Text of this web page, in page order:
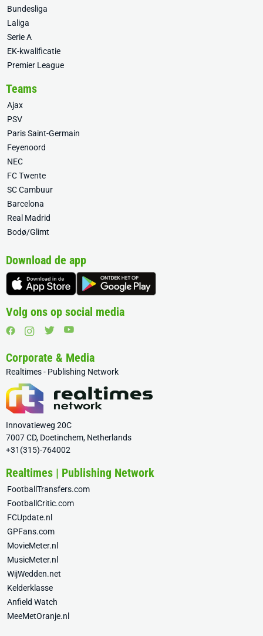
Bundesliga
Laliga
Serie A
EK-kwalificatie
Premier League
Teams
Ajax
PSV
Paris Saint-Germain
Feyenoord
NEC
FC Twente
SC Cambuur
Barcelona
Real Madrid
Bodø/Glimt
Download de app
Volg ons op social media
Corporate & Media
Realtimes - Publishing Network
Innovatieweg 20C
7007 CD, Doetinchem, Netherlands
+31(315)-764002
Realtimes | Publishing Network
FootballTransfers.com
FootballCritic.com
FCUpdate.nl
GPFans.com
MovieMeter.nl
MusicMeter.nl
WijWedden.net
Kelderklasse
Anfield Watch
MeeMetOranje.nl